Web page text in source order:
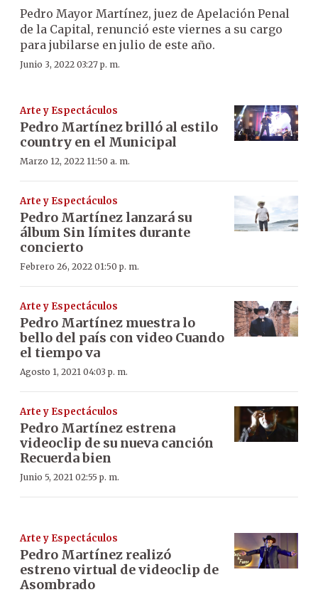
Pedro Mayor Martínez, juez de Apelación Penal
de la Capital, renunció este viernes a su cargo
para jubilarse en julio de este año.
Junio 3, 2022 03:27 p. m.
Arte y Espectáculos
Pedro Martínez brilló al estilo
country en el Municipal
Marzo 12, 2022 11:50 a. m.
Arte y Espectáculos
Pedro Martínez lanzará su
álbum Sin límites durante
concierto
Febrero 26, 2022 01:50 p. m.
Arte y Espectáculos
Pedro Martínez muestra lo
bello del país con video Cuando
el tiempo va
Agosto 1, 2021 04:03 p. m.
Arte y Espectáculos
Pedro Martínez estrena
videoclip de su nueva canción
Recuerda bien
Junio 5, 2021 02:55 p. m.
Arte y Espectáculos
Pedro Martínez realizó
estreno virtual de videoclip de
Asombrado